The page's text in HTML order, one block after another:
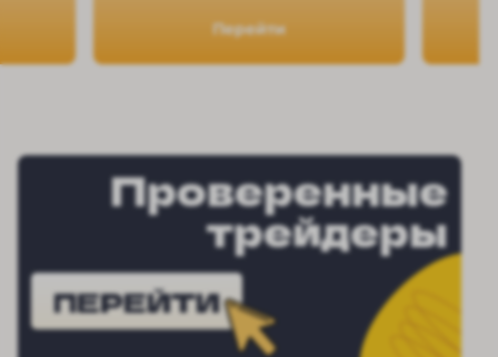
Перейти
Проверенные
трейдеры
ПЕРЕЙТИ